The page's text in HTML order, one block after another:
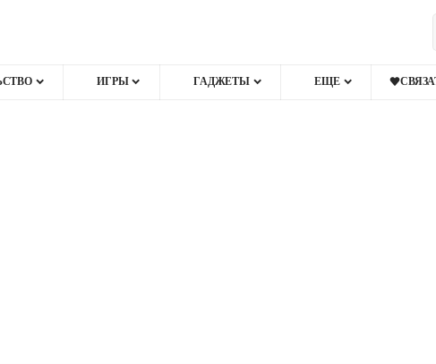
ИГРЫ ГАДЖЕТЫ ЕЩЕ